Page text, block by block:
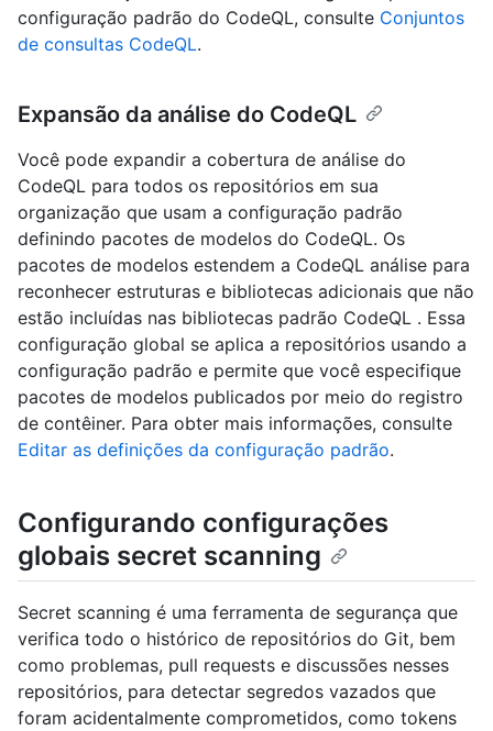
configuração padrão do CodeQL, consulte Conjuntos
de consultas CodeQL.
Expansão da análise do CodeQL
Você pode expandir a cobertura de análise do
CodeQL para todos os repositórios em sua
organização que usam a configuração padrão
definindo pacotes de modelos do CodeQL. Os
pacotes de modelos estendem a CodeQL análise para
reconhecer estruturas e bibliotecas adicionais que não
estão incluídas nas bibliotecas padrão CodeQL . Essa
configuração global se aplica a repositórios usando a
configuração padrão e permite que você especifique
pacotes de modelos publicados por meio do registro
de contêiner. Para obter mais informações, consulte
Editar as definições da configuração padrão.
Configurando configurações
globais secret scanning
Secret scanning é uma ferramenta de segurança que
verifica todo o histórico de repositórios do Git, bem
como problemas, pull requests e discussões nesses
repositórios, para detectar segredos vazados que
foram acidentalmente comprometidos, como tokens